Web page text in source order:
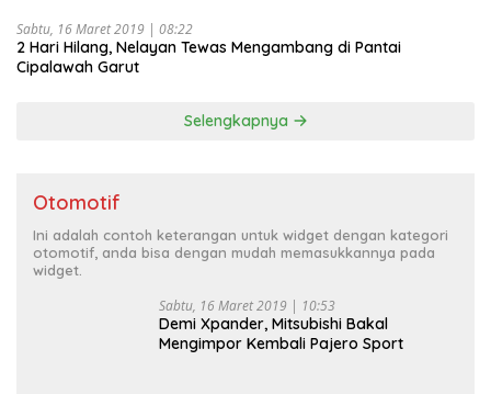
Sabtu, 16 Maret 2019 | 08:22
2 Hari Hilang, Nelayan Tewas Mengambang di Pantai
Cipalawah Garut
Selengkapnya
Otomotif
Ini adalah contoh keterangan untuk widget dengan kategori
otomotif, anda bisa dengan mudah memasukkannya pada
widget.
Sabtu, 16 Maret 2019 | 10:53
Demi Xpander, Mitsubishi Bakal
Mengimpor Kembali Pajero Sport